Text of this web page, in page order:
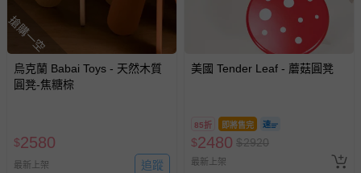
搶購一空
烏克蘭 Babai Toys - 天然木質
圓凳-焦糖棕
$2580
最新上架 追蹤
美國 Tender Leaf - 蘑菇圓凳
85折 即將售完
$2480 $2920
最新上架